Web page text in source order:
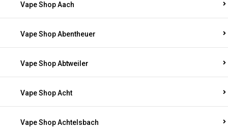
Vape Shop Aach
Vape Shop Abentheuer
Vape Shop Abtweiler
Vape Shop Acht
Vape Shop Achtelsbach